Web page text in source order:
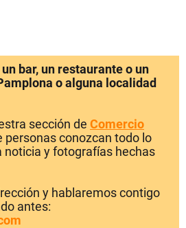
bar, un restaurante o un
o alguna localidad
sección de Comercio
personas conozcan todo lo
noticia y fotografías hechas
y hablaremos contigo
antes: